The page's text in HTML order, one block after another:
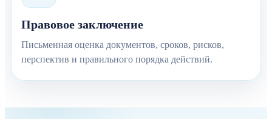
Правовое заключение
Письменная оценка документов, сроков, рисков,
перспектив и правильного порядка действий.